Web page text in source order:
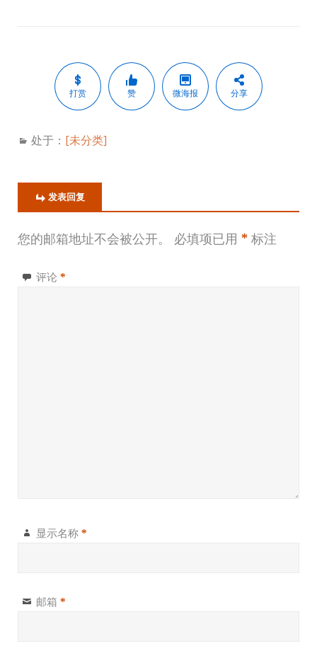
打赏 赞 微海报 分享
处于： [未分类]
发表回复
您的邮箱地址不会被公开。 必填项已用 * 标注
评论 *
显示名称 *
邮箱 *